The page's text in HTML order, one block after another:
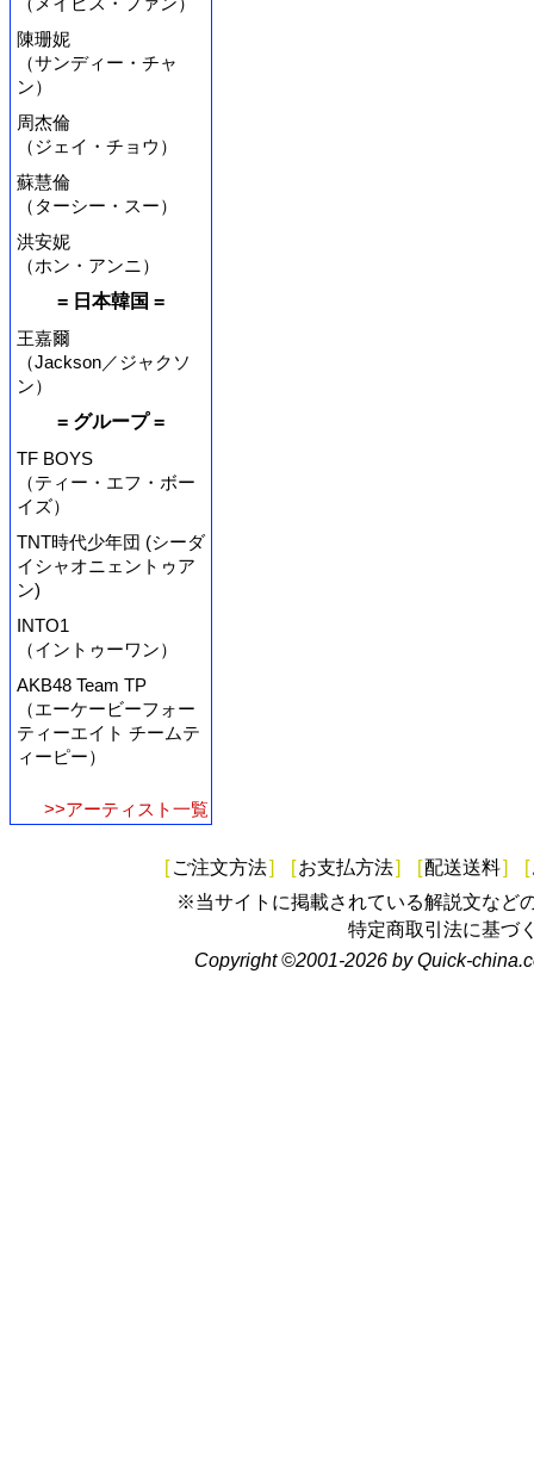
陳珊妮
（サンディー・チャ
ン）
周杰倫
（ジェイ・チョウ）
蘇慧倫
（ターシー・スー）
洪安妮
（ホン・アンニ）
= 日本韓国 =
王嘉爾
（Jackson／ジャクソ
ン）
= グループ =
TF BOYS
（ティー・エフ・ボー
イズ）
TNT時代少年団 (シーダ
イシャオニェントゥア
ン)
INTO1
（イントゥーワン）
AKB48 Team TP
（エーケービーフォー
ティーエイト チームテ
ィーピー）
>>アーティスト一覧
[ ご注文方法] [お支払方法] [配送送料] [
※当サイトに掲載されている解説文など
特定商取引法に基づ
Copyright ©2001-2026 by Quick-